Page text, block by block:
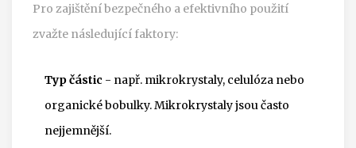
Pro zajištění bezpečného a efektivního použití
zvažte následující faktory:
Typ částic - např. mikrokrystaly, celulóza nebo
organické bobulky. Mikrokrystaly jsou často
nejjemnější.